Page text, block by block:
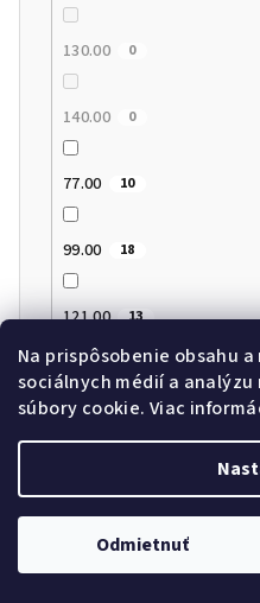
Na prispôsobenie obsahu
sociálnych médií a
súbory cookie. Viac
Odmietnuť
130.00 0
140.00 0
77.00 10
99.00 18
121.00 13
57.00 0
60.00 0
79.00 0